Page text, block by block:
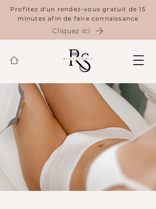
Profitez d'un rendez-vous gratuit de 15
minutes afin de faire connaissance
Cliquez ici